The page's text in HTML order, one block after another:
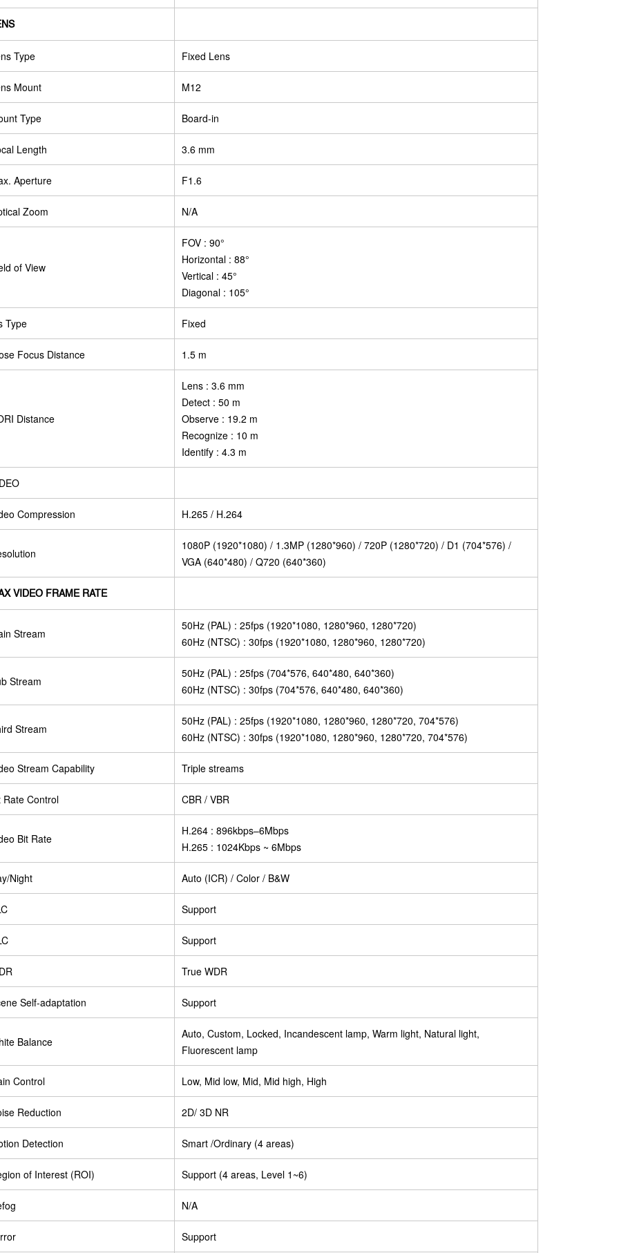
Type Fixed Lens
Mount M12
Type Board-in
Length 3.6 mm
Aperture F1.6
Zoom N/A
of View
FOV : 90°
Horizontal : 88°
Vertical : 45°
Diagonal : 105°
Type Fixed
Focus Distance 1.5 m
Distance
Lens : 3.6 mm
Detect : 50 m
Observe : 19.2 m
Recognize : 10 m
Identify : 4.3 m
Compression H.265 / H.264
1080P (1920*1080) / 1.3MP (1280*960) / 720P (1280*720) / D1 (704*576) /
VGA (640*480) / Q720 (640*360)
VIDEO FRAME RATE
Stream
50Hz (PAL) : 25fps (1920*1080, 1280*960, 1280*720)
60Hz (NTSC) : 30fps (1920*1080, 1280*960, 1280*720)
Stream
50Hz (PAL) : 25fps (704*576, 640*480, 640*360)
60Hz (NTSC) : 30fps (704*576, 640*480, 640*360)
Stream
50Hz (PAL) : 25fps (1920*1080, 1280*960, 1280*720, 704*576)
60Hz (NTSC) : 30fps (1920*1080, 1280*960, 1280*720, 704*576)
Stream Capability Triple streams
Rate Control CBR / VBR
Bit Rate
H.264 : 896kbps–6Mbps
H.265 : 1024Kbps ~ 6Mbps
Night Auto (ICR) / Color / B&W
Support
Support
True WDR
Self-adaptation Support
Balance
Auto, Custom, Locked, Incandescent lamp, Warm light, Natural light,
Fluorescent lamp
Control Low, Mid low, Mid, Mid high, High
Reduction 2D/ 3D NR
Detection Smart /Ordinary (4 areas)
of Interest (ROI) Support (4 areas, Level 1~6)
N/A
Support